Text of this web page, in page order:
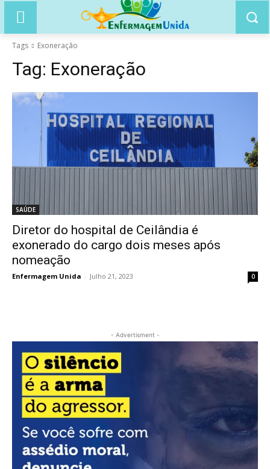
Tags Exoneração
Tag: Exoneração
SAÚDE
Diretor do hospital de Ceilândia é
exonerado do cargo dois meses após
nomeação
Enfermagem Unida - Julho 21, 2023 0
- Advertisment -